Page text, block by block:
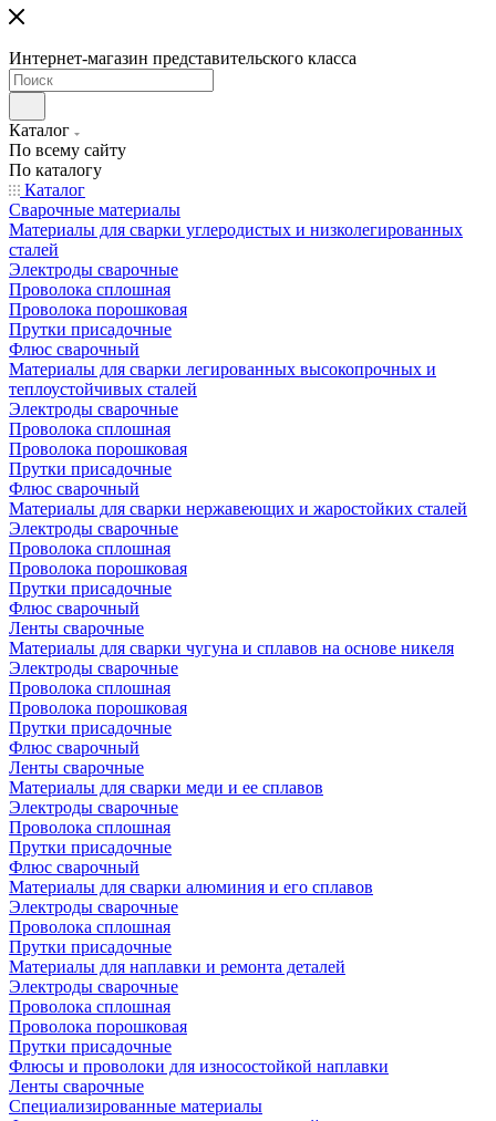
Интернет-магазин представительского класса
Каталог
По всему сайту
По каталогу
Каталог
Сварочные материалы
Материалы для сварки углеродистых и низколегированных
сталей
Электроды сварочные
Проволока сплошная
Проволока порошковая
Прутки присадочные
Флюс сварочный
Материалы для сварки легированных высокопрочных и
теплоустойчивых сталей
Электроды сварочные
Проволока сплошная
Проволока порошковая
Прутки присадочные
Флюс сварочный
Материалы для сварки нержавеющих и жаростойких сталей
Электроды сварочные
Проволока сплошная
Проволока порошковая
Прутки присадочные
Флюс сварочный
Ленты сварочные
Материалы для сварки чугуна и сплавов на основе никеля
Электроды сварочные
Проволока сплошная
Проволока порошковая
Прутки присадочные
Флюс сварочный
Ленты сварочные
Материалы для сварки меди и ее сплавов
Электроды сварочные
Проволока сплошная
Прутки присадочные
Флюс сварочный
Материалы для сварки алюминия и его сплавов
Электроды сварочные
Проволока сплошная
Прутки присадочные
Материалы для наплавки и ремонта деталей
Электроды сварочные
Проволока сплошная
Проволока порошковая
Прутки присадочные
Флюсы и проволоки для износостойкой наплавки
Ленты сварочные
Специализированные материалы